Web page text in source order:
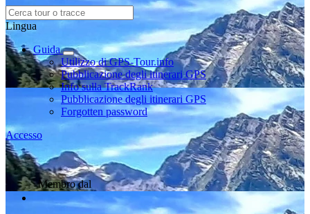
Lingua
Guida
Utilizzo di GPS-Tour.info
Pubblicazione degli itinerari GPS
Info sulla TrackRank
Pubblicazione degli itinerari GPS
Forgotten password
Accesso
Membro dal